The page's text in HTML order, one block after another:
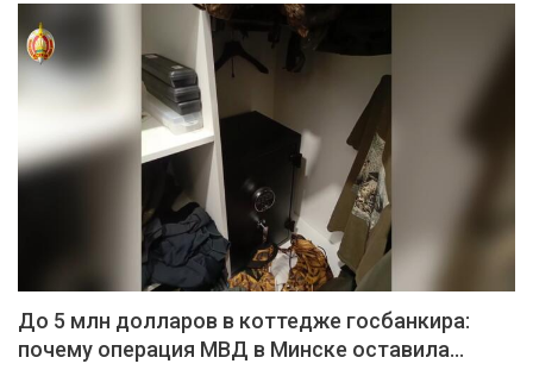
До 5 млн долларов в коттедже госбанкира:
почему операция МВД в Минске оставила…